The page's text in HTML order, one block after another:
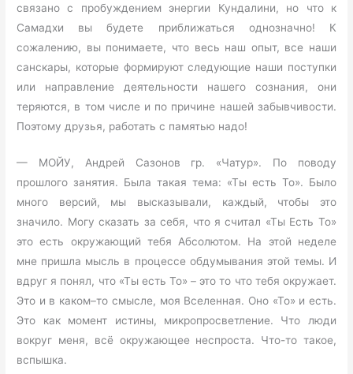
связано с пробуждением энергии Кундалини, но что к
Самадхи вы будете приближаться однозначно! К
сожалению, вы понимаете, что весь наш опыт, все наши
санскары, которые формируют следующие наши поступки
или направление деятельности нашего сознания, они
теряются, в том числе и по причине нашей забывчивости.
Поэтому друзья, работать с памятью надо!
— МОЙУ, Андрей Сазонов гр. «Чатур». По поводу
прошлого занятия. Была такая тема: «Ты есть То». Было
много версий, мы высказывали, каждый, чтобы это
значило. Могу сказать за себя, что я считал «Ты Есть То»
это есть окружающий тебя Абсолютом. На этой неделе
мне пришла мысль в процессе обдумывания этой темы. И
вдруг я понял, что «Ты есть То» – это то что тебя окружает.
Это и в каком–то смысле, моя Вселенная. Оно «То» и есть.
Это как момент истины, микропросветление. Что люди
вокруг меня, всё окружающее неспроста. Что-то такое,
вспышка.